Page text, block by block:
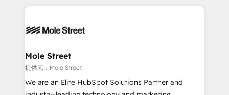
Integrations; complex builds delivered in weeks, not
workflows; automation agents; process optimization
Healthcare: HIPAA implementations; secure data
workflows 💼 Financial Services: compliant
workflows; audit-ready reporting ⚖️ Legal: client
intake; pipeline and document workflows 🛒 E-
Mole Street
提供元：Mole Street
We are an Elite HubSpot Solutions Partner and